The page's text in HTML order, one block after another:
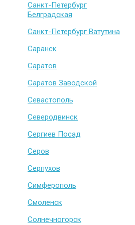
Санкт-Петербург
Белградская
Санкт-Петербург Ватутина
Саранск
Саратов
Саратов Заводской
Севастополь
Северодвинск
Сергиев Посад
Серов
Серпухов
Симферополь
Смоленск
Солнечногорск